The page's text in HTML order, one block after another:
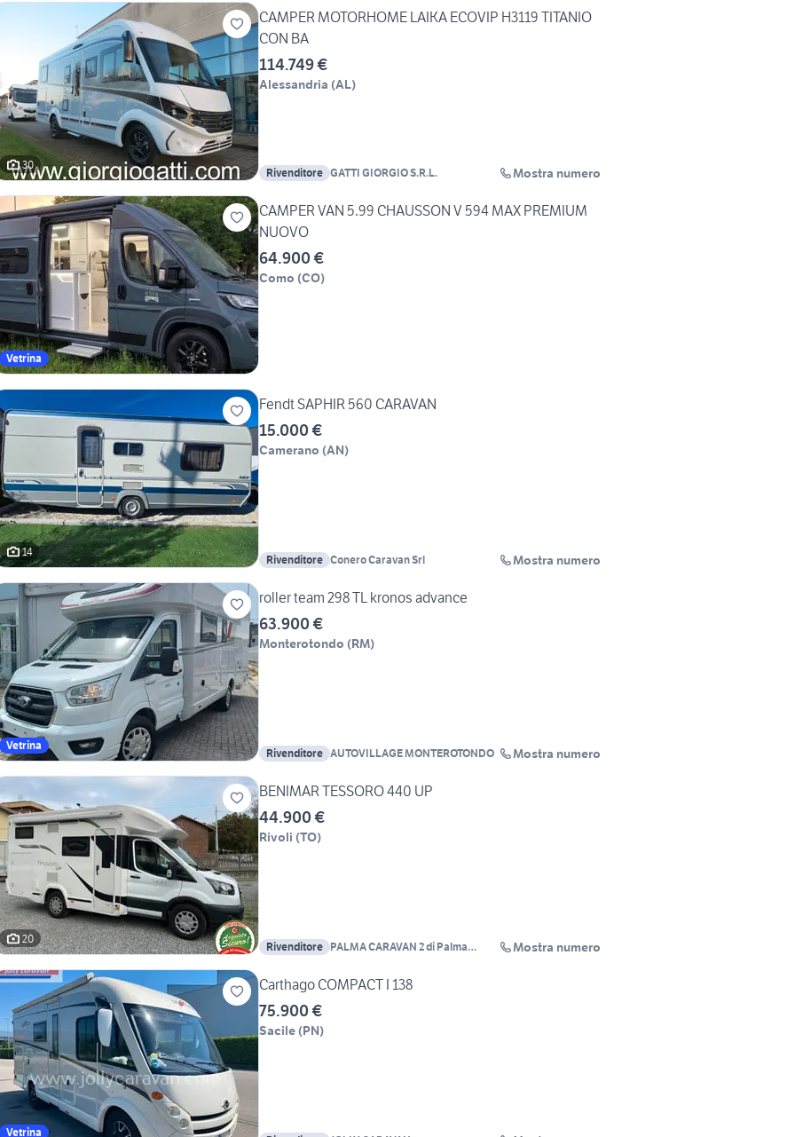
30
CAMPER MOTORHOME LAIKA ECOVIP H3119 TITANIO
CON BA
114.749 €
Alessandria (AL)
Rivenditore GATTI GIORGIO S.R.L. Mostra numero
Vetrina
CAMPER VAN 5.99 CHAUSSON V 594 MAX PREMIUM
NUOVO
64.900 €
Como (CO)
14
Fendt SAPHIR 560 CARAVAN
15.000 €
Camerano (AN)
Rivenditore Conero Caravan Srl Mostra numero
Vetrina
roller team 298 TL kronos advance
63.900 €
Monterotondo (RM)
Rivenditore AUTOVILLAGE MONTEROTONDO Mostra numero
20
BENIMAR TESSORO 440 UP
44.900 €
Rivoli (TO)
Rivenditore PALMA CARAVAN 2 di Palma
Mostra numero
Vetrina
Carthago COMPACT I 138
75.900 €
Sacile (PN)